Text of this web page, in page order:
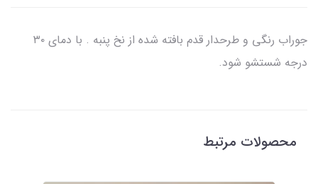
جوراب رنگی و طرحدار قدم بافته شده از نخ پنبه . با دمای ۳۰
درجه شستشو شود.
محصولات مرتبط